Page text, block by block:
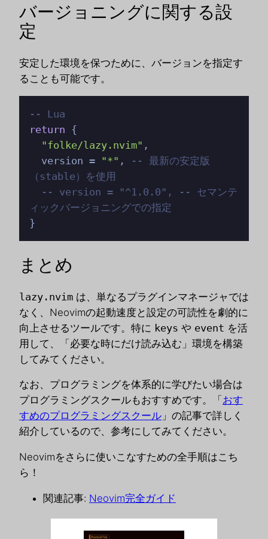
バージョニングに関する設
定
安定した環境を保つために、バージョンを指定す
ることも可能です。
-- Lua
return {
"folke/lazy.nvim" ,
  version =
"*" ,
-- 最新の安定版
（stable）を使用
-- version = "^1.0.0", -- セマンテ
ィックバージョニングでの指定
}
まとめ
lazy.nvim は、単なるプラグインマネージャでは
なく、Neovimの起動速度と設定の可読性を劇的に
向上させるツールです。特に keys や event を活
用して、「必要な時にだけ読み込む」環境を構築
してみてください。
なお、プログラミングを体系的に学びたい場合は
プログラミングスクールもおすすめです。「 おす
すめのプログラミングスクール 」の記事で詳しく
紹介しているので、参考にしてみてください。
Neovimをさらに使いこなすための全手順はこち
ら！
関連記事: Neovim完全ガイド